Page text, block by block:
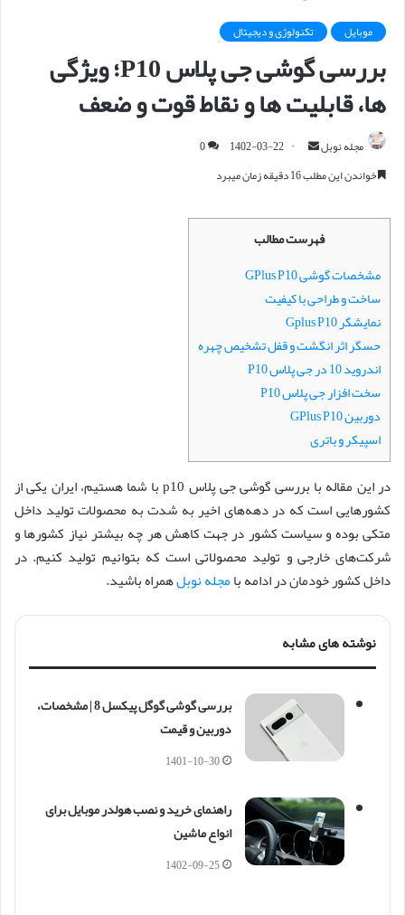
موبایل تکنولوژی و دیجیتال
بررسی گوشی جی پلاس P10؛ ویژگی
ها، قابلیت ها و نقاط قوت و ضعف
مجله نوبل
ل
ی
م
ی
ل
1402-03-22
0
خواندن این مطلب 16 دقیقه زمان میبرد
فهرست مطالب
مشخصات گوشی GPlus P10
ساخت و طراحی با کیفیت
نمایشگر Gplus P10
حسگر اثر انگشت و قفل تشخیص چهره
اندروید 10 در جی پلاس P10
سخت افزار جی پلاس P10
دوربین GPlus P10
اسپیکر و باتری
در این مقاله با بررسی گوشی جی پلاس p10 با شما هستیم، ایران یکی از
کشورهایی است که در دهه‌های اخیر به شدت به محصولات تولید داخل
متکی بوده و سیاست کشور در جهت کاهش هر چه بیشتر نیاز کشور‌ها و
شرکت‌های خارجی و تولید محصولاتی است که بتوانیم تولید کنیم. در
داخل کشور خودمان در ادامه بامجله نوبلهمراه باشید.
نوشته های مشابه
بررسی گوشی گوگل پیکسل 8 | مشخصات،
دوربین و قیمت
1401-10-30
راهنمای خرید و نصب هولدر موبایل برای
انواع ماشین
1402-09-25